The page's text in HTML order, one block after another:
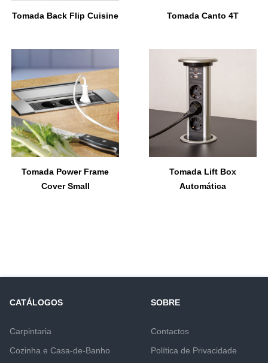
Tomada Back Flip Cuisine Tomada Canto 4T
Tomada Power Frame
Cover Small
Tomada Lift Box
Automática
CATÁLOGOS
Carpintaria
Cozinha e Casa-de-Banho
SOBRE
Contactos
Política de Privacidade